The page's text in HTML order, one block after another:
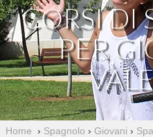
CORSI DI
PER
Home › Spagnolo › Giovani ›